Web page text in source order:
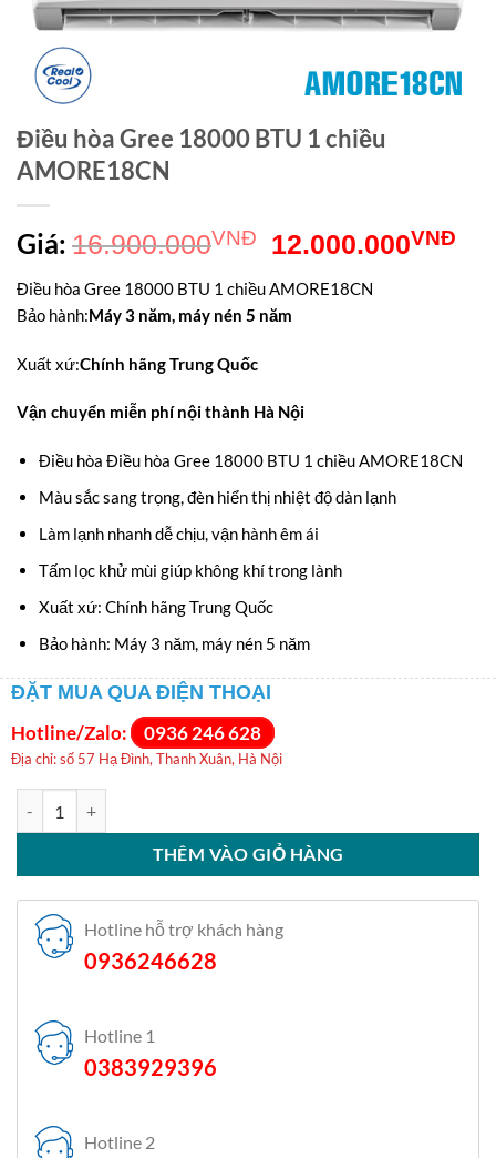
Điều hòa Gree 18000 BTU 1 chiều
AMORE18CN
Giá: 16.900.000VNĐ
Giá
gốc
là:
12.000.000VNĐGiá
Điều hòa Gree 18000 BTU 1 chiều AMORE18CN
Bảo hành:Máy 3 năm, máy nén 5 năm
Xuất xứ:Chính hãng Trung Quốc
Vận chuyển miễn phí nội thành Hà Nội
Điều hòa Điều hòa Gree 18000 BTU 1 chiều AMORE18CN
Màu sắc sang trọng, đèn hiển thị nhiệt độ dàn lạnh
Làm lạnh nhanh dễ chịu, vận hành êm ái
Tấm lọc khử mùi giúp không khí trong lành
Xuất xứ: Chính hãng Trung Quốc
Bảo hành: Máy 3 năm, máy nén 5 năm
ĐẶT MUA QUA ĐIỆN THOẠI
Hotline/Zalo: 0936 246 628
Địa chỉ: số 57 Hạ Đình, Thanh Xuân, Hà Nội
THÊM VÀO GIỎ HÀNG
Hotline hỗ trợ khách hàng
0936246628
Hotline 1
0383929396
Hotline 2